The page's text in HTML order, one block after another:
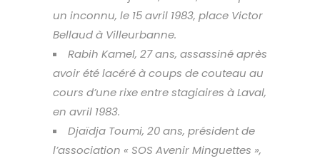
un inconnu, le 15 avril 1983, place Victor
Bellaud à Villeurbanne.
Rabih Kamel, 27 ans, assassiné après
avoir été lacéré à coups de couteau au
cours d’une rixe entre stagiaires à Laval,
en avril 1983.
Djaïdja Toumi, 20 ans, président de
l’association « SOS Avenir Minguettes »,